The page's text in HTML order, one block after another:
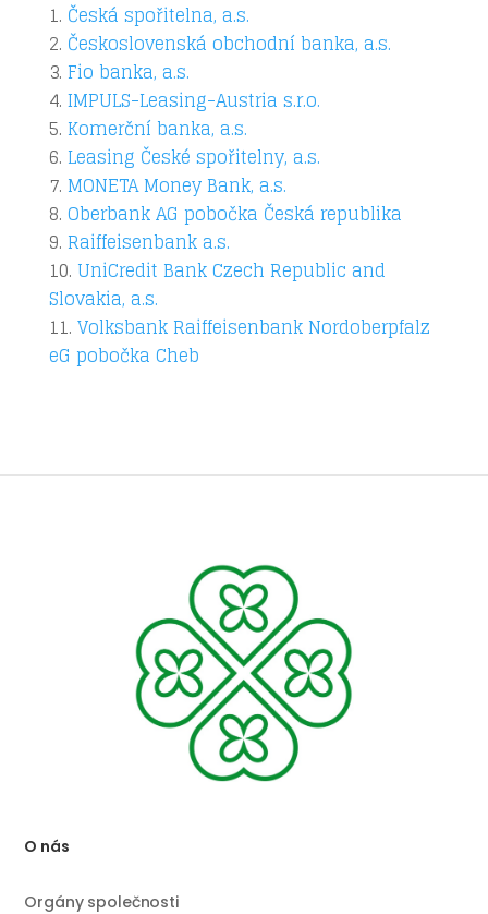
Česká spořitelna, a.s.
Československá obchodní banka, a.s.
Fio banka, a.s.
IMPULS-Leasing-Austria s.r.o.
Komerční banka, a.s.
Leasing České spořitelny, a.s.
MONETA Money Bank, a.s.
Oberbank AG pobočka Česká republika
Raiffeisenbank a.s.
UniCredit Bank Czech Republic and
Slovakia, a.s.
Volksbank Raiffeisenbank Nordoberpfalz
eG pobočka Cheb
O nás
Orgány společnosti